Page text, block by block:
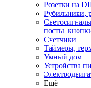
Розетки на
Рубильники,
посты,
Счетчики
Таймеры,
Умный дом
Устройства
Ещё